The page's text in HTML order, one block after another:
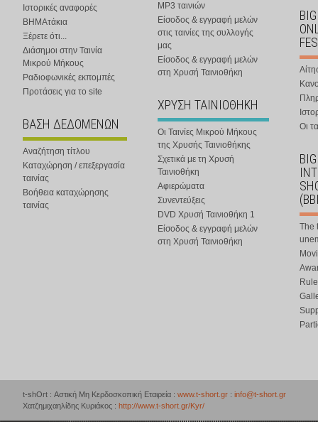
Ιστορικές αναφορές
ΒΗΜΑτάκια
Ξέρετε ότι...
Διάσημοι στην Ταινία
Μικρού Μήκους
Ραδιοφωνικές εκπομπές
Προτάσεις για το site
ΒΑΣΗ ΔΕΔΟΜΕΝΩΝ
Αναζήτηση τίτλου
Καταχώρηση / επεξεργασία
ταινίας
Βοήθεια καταχώρησης
ταινίας
MP3 ταινιών
Είσοδος & εγγραφή μελών
στις ταινίες της συλλογής
μας
Είσοδος & εγγραφή μελών
στη Χρυσή Ταινιοθήκη
ΧΡΥΣΗ ΤΑΙΝΙΟΘΗΚΗ
Οι Ταινίες Μικρού Μήκους
της Χρυσής Ταινιοθήκης
Σχετικά με τη Χρυσή
Ταινιοθήκη
Αφιερώματα
Συνεντεύξεις
DVD Χρυσή Ταινιοθήκη 1
Είσοδος & εγγραφή μελών
στη Χρυσή Ταινιοθήκη
Οι
The
t-shOrt : Αστική Μη Κερδοσκοπική Εταιρεία : www.t-short.gr : info@t-short.gr
Χατζημιχαηλίδης Κυριάκος : http://www.t-short.gr/Kyr/